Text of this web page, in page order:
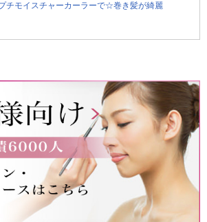
チモイスチャーカーラーで☆巻き髪が綺麗